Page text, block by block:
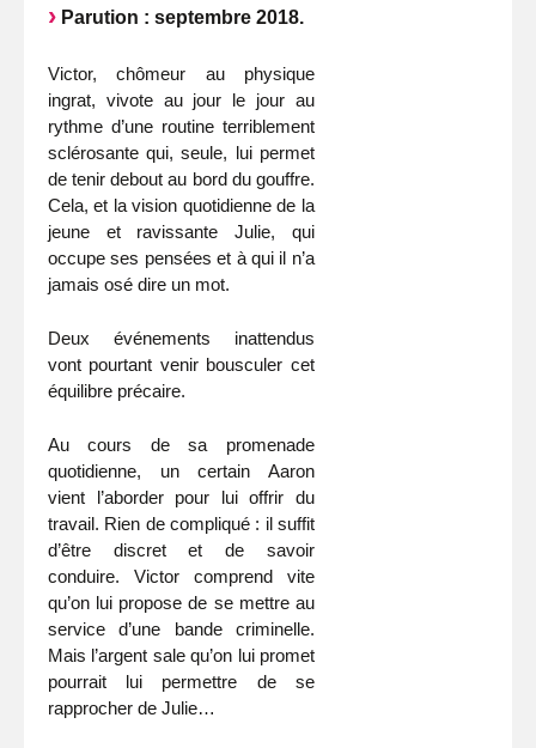
Parution : septembre 2018.
Victor, chômeur au physique
ingrat, vivote au jour le jour au
rythme d’une routine terriblement
sclérosante qui, seule, lui permet
de tenir debout au bord du gouffre.
Cela, et la vision quotidienne de la
jeune et ravissante Julie, qui
occupe ses pensées et à qui il n’a
jamais osé dire un mot.
Deux événements inattendus
vont pourtant venir bousculer cet
équilibre précaire.
Au cours de sa promenade
quotidienne, un certain Aaron
vient l’aborder pour lui offrir du
travail. Rien de compliqué : il suffit
d’être discret et de savoir
conduire. Victor comprend vite
qu’on lui propose de se mettre au
service d’une bande criminelle.
Mais l’argent sale qu’on lui promet
pourrait lui permettre de se
rapprocher de Julie…